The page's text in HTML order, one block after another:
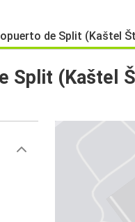
de Split (Kaštel
Split (Kaštel